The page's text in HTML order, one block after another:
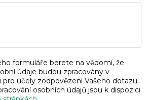
formuláře berete na vědomí, že
údaje budou zpracovány v
účely zodpovězení Vašeho dotazu.
osobních údajů jsou k dispozici